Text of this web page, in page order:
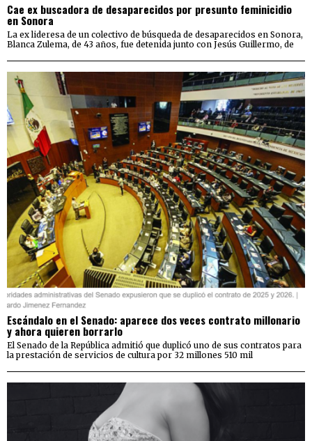
Cae ex buscadora de desaparecidos por presunto feminicidio
en Sonora
La ex lideresa de un colectivo de búsqueda de desaparecidos en Sonora,
Blanca Zulema, de 43 años, fue detenida junto con Jesús Guillermo, de
Escándalo en el Senado: aparece dos veces contrato millonario
y ahora quieren borrarlo
El Senado de la República admitió que duplicó uno de sus contratos para
la prestación de servicios de cultura por 32 millones 510 mil